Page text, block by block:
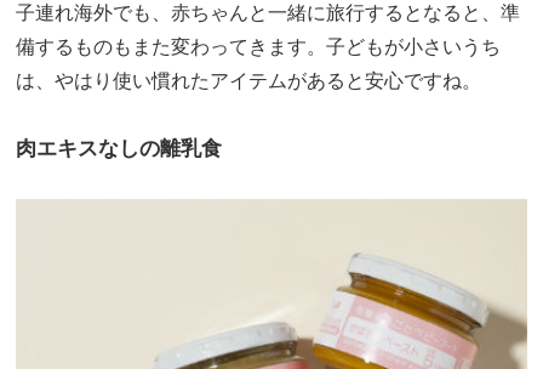
子連れ海外でも、赤ちゃんと一緒に旅行するとなると、準
備するものもまた変わってきます。子どもが小さいうち
は、やはり使い慣れたアイテムがあると安心ですね。
肉エキスなしの離乳食